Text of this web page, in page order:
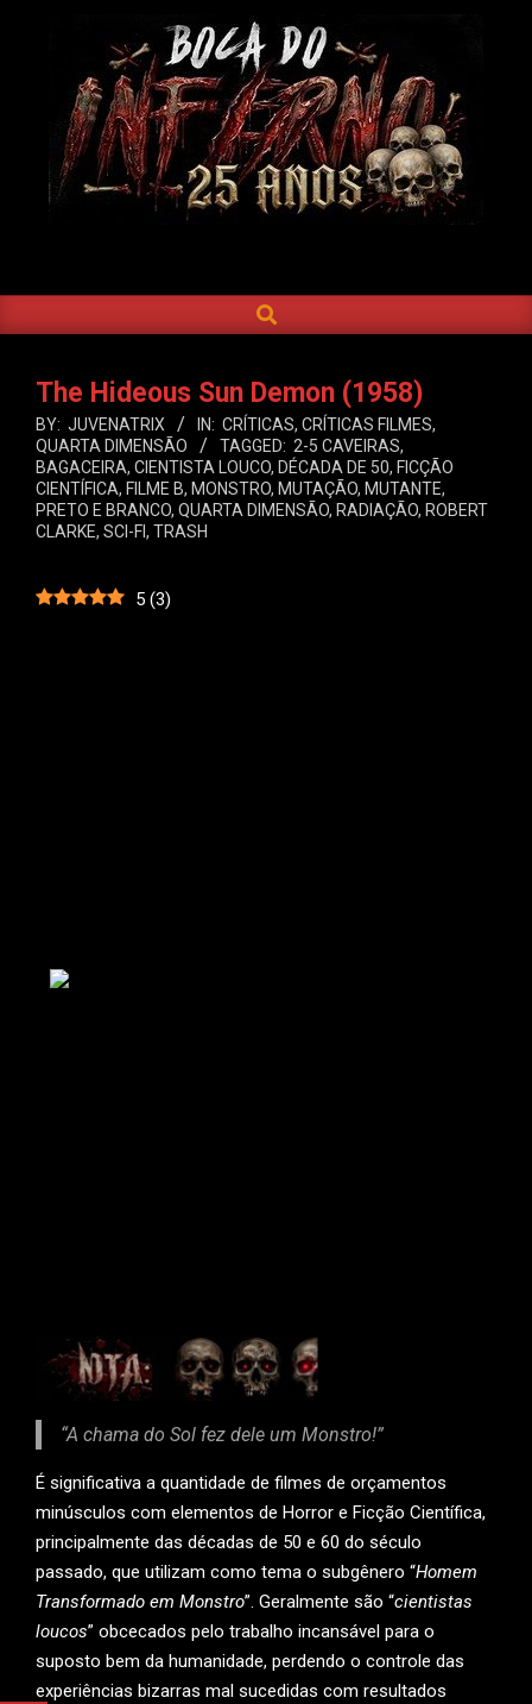
DO
INFERNO
Navigation
SEARCH
The Hideous Sun Demon (1958)
BY: JUVENATRIX IN: CRÍTICAS, CRÍTICAS FILMES,
QUARTA DIMENSÃO
TAGGED: 2-5 CAVEIRAS,
BAGACEIRA, CIENTISTA LOUCO, DÉCADA DE 50, FICÇÃO
CIENTÍFICA, FILME B, MONSTRO, MUTAÇÃO, MUTANTE,
PRETO E BRANCO, QUARTA DIMENSÃO, RADIAÇÃO, ROBERT
CLARKE, SCI-FI, TRASH
5 (3)
“A chama do Sol fez dele um Monstro!”
É significativa a quantidade de filmes de orçamentos
minúsculos com elementos de Horror e Ficção Científica,
principalmente das décadas de 50 e 60 do século
passado, que utilizam como tema o subgênero “Homem
Transformado em Monstro”. Geralmente são “cientistas
loucos” obcecados pelo trabalho incansável para o
suposto bem da humanidade, perdendo o controle das
experiências bizarras mal sucedidas com resultados